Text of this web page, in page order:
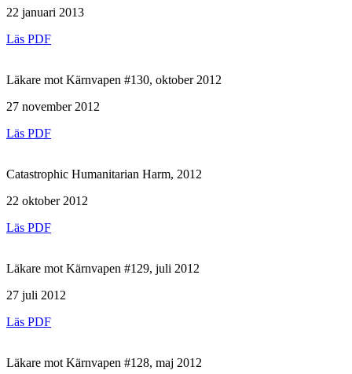
22 januari 2013
Läs PDF
Läkare mot Kärnvapen #130, oktober 2012
27 november 2012
Läs PDF
Catastrophic Humanitarian Harm, 2012
22 oktober 2012
Läs PDF
Läkare mot Kärnvapen #129, juli 2012
27 juli 2012
Läs PDF
Läkare mot Kärnvapen #128, maj 2012